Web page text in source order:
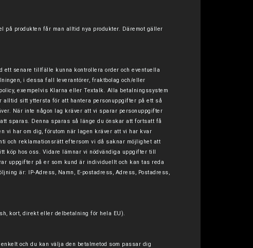
produkten får man alltid nya produkter. Däremot gäller
senare tillfälle kunna kontrollera order och eventuella
i dessa fall leverantörer, fraktbolag och/eller
exempelvis Klarna eller Textalk. Alla betalningssystem
alltid sitt yttersta för att hantera personuppgifter på ett så
När inte någon lag kräver att vi sparar personuppgifter
sparas. Denna sparas så länge du önskar att fortsatt få
vi har om dig, förutom när lagen kräver att vi har kvar
och reklamationsrätt eftersom vi då saknar möjlighet att
köp hos oss. Vidare lämnar vi nödvändiga uppgifter till
uppgifter på er som kund är individuellt och kan tas reda
är: IP-Adress, Namn, E-postadress, Adress, Postadress,
kort, direkt eller delbetalning för hela EU)
och du kan välja den betalmetod som passar dig